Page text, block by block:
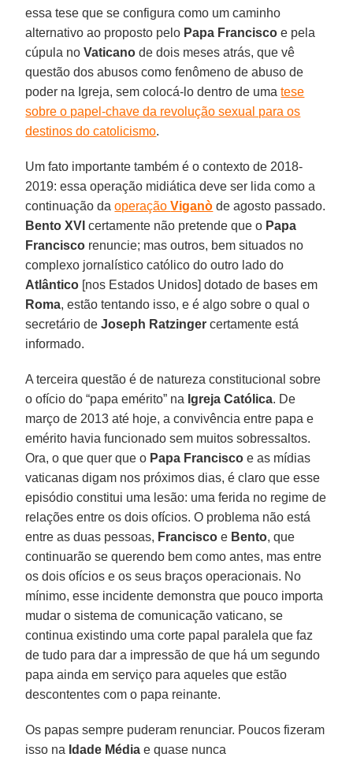
essa tese que se configura como um caminho
alternativo ao proposto pelo Papa Francisco e pela
cúpula noVaticano de dois meses atrás, que vê
questão dos abusos como fenômeno de abuso de
poder na Igreja, sem colocá-lo dentro de umatese
sobre o papel-chave da revolução sexual para os
destinos do catolicismo.
Um fato importante também é o contexto de 2018-
2019: essa operação midiática deve ser lida como a
continuação daoperaçãoViganò de agosto passado.
Bento XVI certamente não pretende que o Papa
Francisco renuncie; mas outros, bem situados no
complexo jornalístico católico do outro lado do
Atlântico [nos Estados Unidos] dotado de bases em
Roma, estão tentando isso, e é algo sobre o qual o
secretário deJoseph Ratzinger certamente está
informado.
A terceira questão é de natureza constitucional sobre
o ofício do “papa emérito” na Igreja Católica. De
março de 2013 até hoje, a convivência entre papa e
emérito havia funcionado sem muitos sobressaltos.
Ora, o que quer que o Papa Francisco e as mídias
vaticanas digam nos próximos dias, é claro que esse
episódio constitui uma lesão: uma ferida no regime de
relações entre os dois ofícios. O problema não está
entre as duas pessoas, Francisco e Bento, que
continuarão se querendo bem como antes, mas entre
os dois ofícios e os seus braços operacionais. No
mínimo, esse incidente demonstra que pouco importa
mudar o sistema de comunicação vaticano, se
continua existindo uma corte papal paralela que faz
de tudo para dar a impressão de que há um segundo
papa ainda em serviço para aqueles que estão
descontentes com o papa reinante.
Os papas sempre puderam renunciar. Poucos fizeram
isso na Idade Média e quase nunca